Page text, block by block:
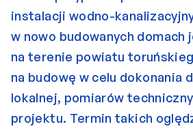
instalacji wodno-
w nowo budowanych domach
na terenie powiatu
na budowę w celu dokonania
lokalnej, pomiarów
projektu. Termin takich